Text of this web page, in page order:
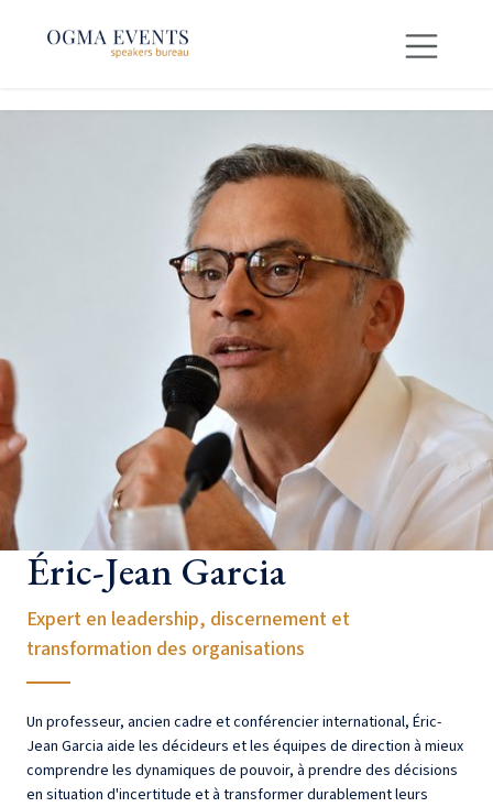
Éric-Jean Garcia
Expert en leadership, discernement et
transformation des organisations
Un professeur, ancien cadre et conférencier international, Éric-
Jean Garcia aide les décideurs et les équipes de direction à mieux
comprendre les dynamiques de pouvoir, à prendre des décisions
en situation d'incertitude et à transformer durablement leurs